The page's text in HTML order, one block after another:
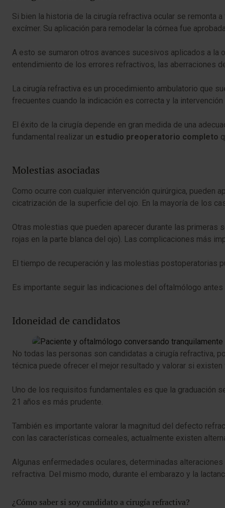
Si bien la historia de la cirugía refractiva ocular se remonta
excímer. Su aplicación para remodelar la córnea fue
A esto se sumaron otros avances sucesivos aplicados a la
entendimiento de los errores refractivos, las aberraciones
La cirugía refractiva es un procedimiento ambulatorio que
frecuentes cuando la indicación es correcta y la
El éxito de la cirugía depende en gran medida de una
fundamental realizar un estudio preoperatorio completo
Molestias asociadas
Como ocurre con cualquier intervención quirúrgica,
cicatrización de la superficie del ojo. En la mayoría de los
Otras molestias que pueden aparecer durante las
rojas en la parte blanca del ojo). Las complicaciones más
El tiempo de recuperación y las molestias postoperatorias
Es importante seguir las indicaciones del oftalmólogo
Idoneidad de candidatos
No todas las personas son candidatas a cirugía refractiva,
técnica puede ofrecer el mejor resultado y valorar si
Uno de los requisitos fundamentales es que la graduación
21 años es más prudente.
También es importante valorar la magnitud del defecto
con las características corneales, actualmente existen
Algunas enfermedades oculares, determinadas
refractiva. Del mismo modo, durante el embarazo y la
¿Cómo saber si soy candidato a cirugía refractiva?